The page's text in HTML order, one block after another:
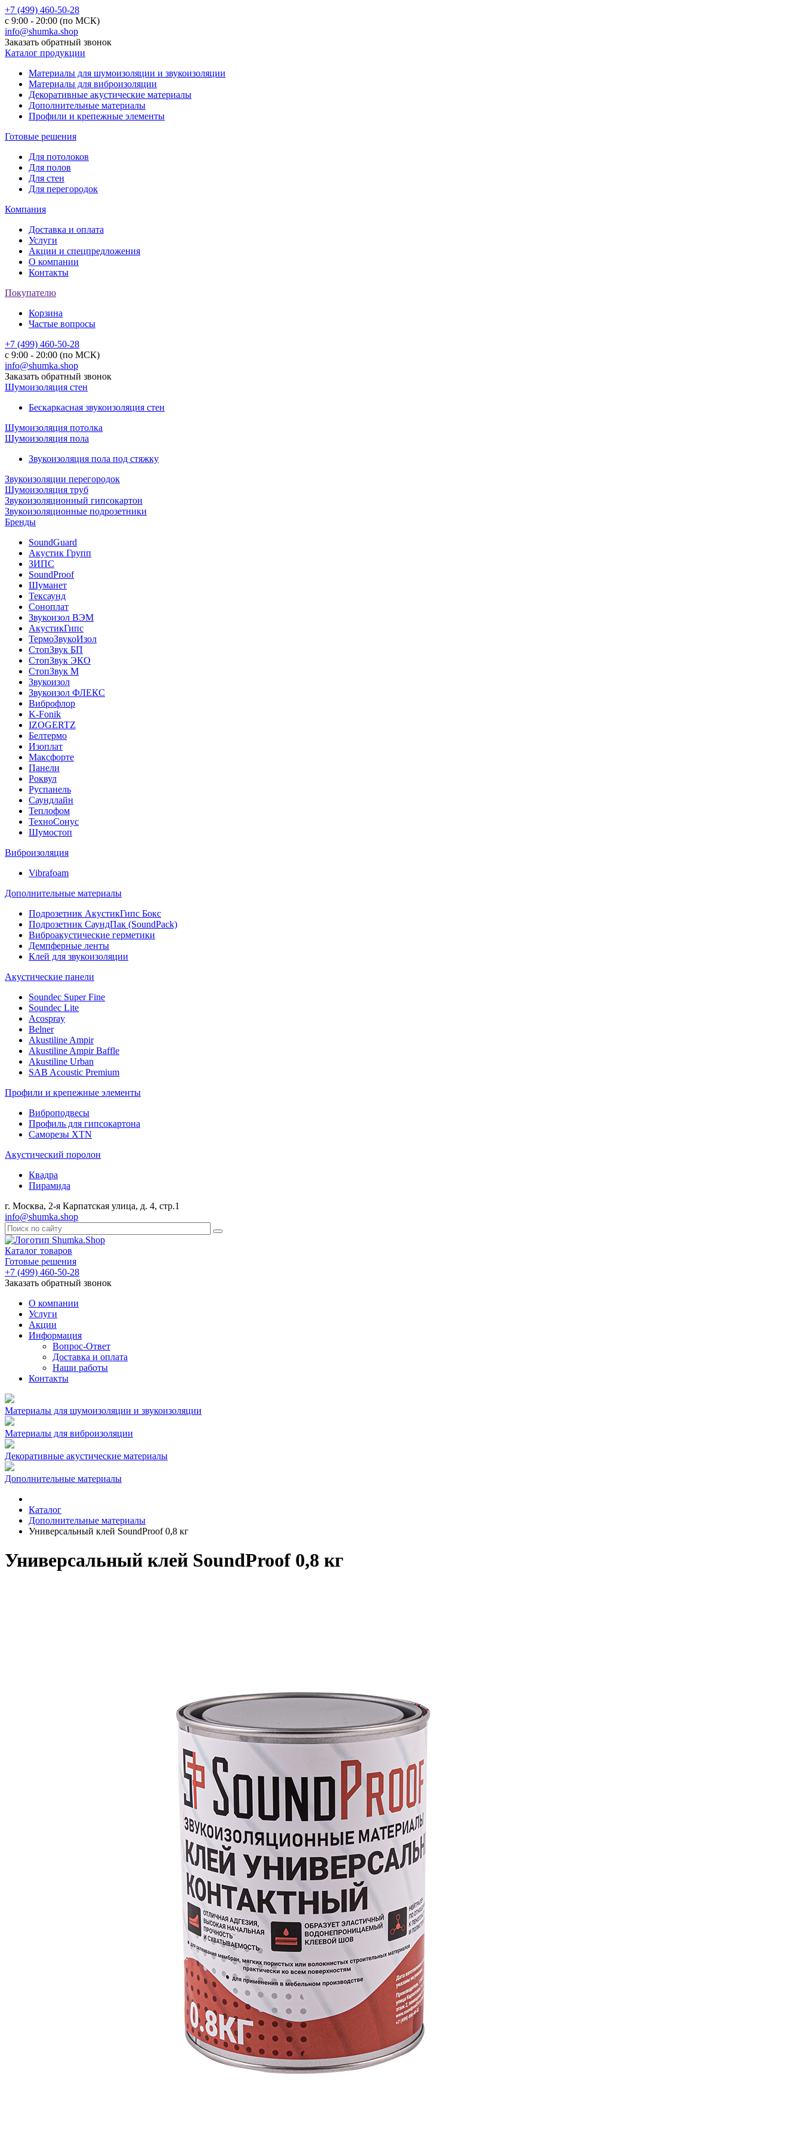
+7 (499) 460-50-28
с 9:00 - 20:00 (по МСК)
info@shumka.shop
Заказать обратный звонок
Каталог продукции
Материалы для шумоизоляции и звукоизоляции
Материалы для виброизоляции
Декоративные акустические материалы
Дополнительные материалы
Профили и крепежные элементы
Готовые решения
Для потолоков
Для полов
Для стен
Для перегородок
Компания
Доставка и оплата
Услуги
Акции и спецпредложения
О компании
Контакты
Покупателю
Корзина
Частые вопросы
+7 (499) 460-50-28
с 9:00 - 20:00 (по МСК)
info@shumka.shop
Заказать обратный звонок
Шумоизоляция стен
Бескаркасная звукоизоляция стен
Шумоизоляция потолка
Шумоизоляция пола
Звукоизоляция пола под стяжку
Звукоизоляции перегородок
Шумоизоляция труб
Звукоизоляционный гипсокартон
Звукоизоляционные подрозетники
Бренды
SoundGuard
Акустик Групп
ЗИПС
SoundProof
Шуманет
Тексаунд
Соноплат
Звукоизол ВЭМ
АкустикГипс
ТермоЗвукоИзол
СтопЗвук БП
СтопЗвук ЭКО
СтопЗвук М
Звукоизол
Звукоизол ФЛЕКС
Виброфлор
K-Fonik
IZOGERTZ
Белтермо
Изоплат
Максфорте
Панели
Роквул
Руспанель
Саундлайн
Теплофом
ТехноСонус
Шумостоп
Виброизоляция
Vibrafoam
Дополнительные материалы
Подрозетник АкустикГипс Бокс
Подрозетник СаундПак (SoundPack)
Виброакустические герметики
Демпферные ленты
Клей для звукоизоляции
Акустические панели
Soundec Super Fine
Soundec Lite
Acospray
Belner
Akustiline Ampir
Akustiline Ampir Baffle
Akustiline Urban
SAB Acoustic Premium
Профили и крепежные элементы
Виброподвесы
Профиль для гипсокартона
Саморезы XTN
Акустический поролон
Квадра
Пирамида
г. Москва, 2-я Карпатская улица, д. 4, стр.1
info@shumka.shop
Каталог товаров
Готовые решения
+7 (499) 460-50-28
Заказать обратный звонок
О компании
Услуги
Акции
Информация
Вопрос-Ответ
Доставка и оплата
Наши работы
Контакты
Материалы для шумоизоляции и звукоизоляции
Материалы для виброизоляции
Декоративные акустические материалы
Дополнительные материалы
Каталог
Дополнительные материалы
Универсальный клей SoundProof 0,8 кг
Универсальный клей SoundProof 0,8 кг